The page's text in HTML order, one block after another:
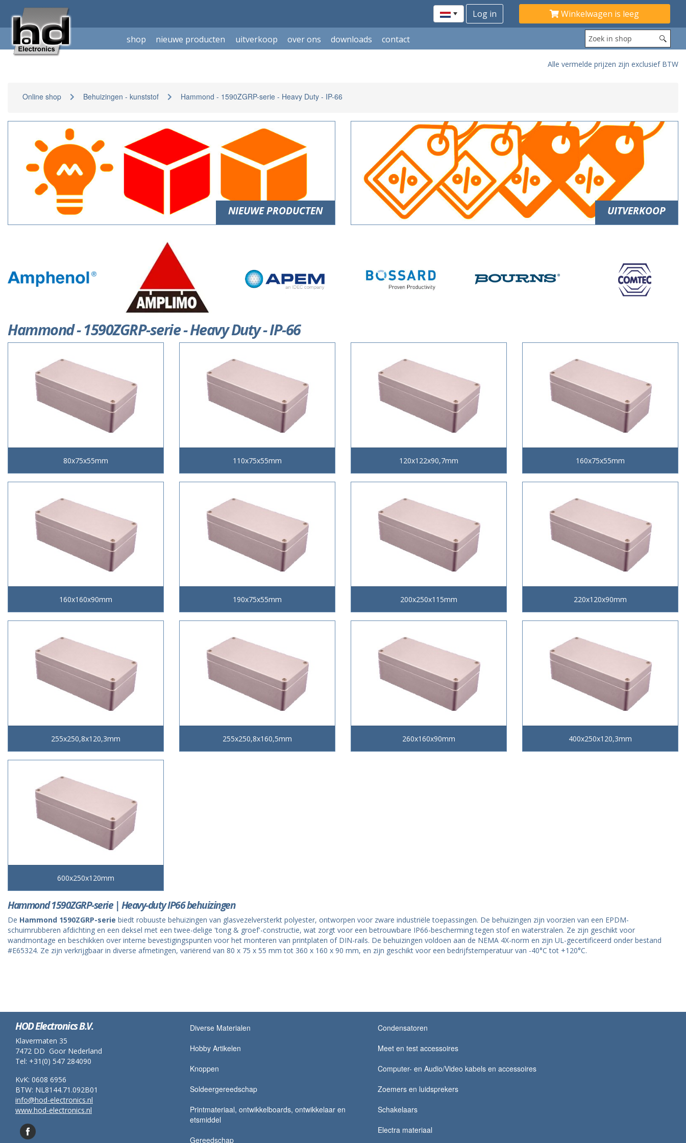
Winkelwagen is leeg
shop nieuwe producten uitverkoop over ons downloads contact
Alle vermelde prijzen zijn exclusief BTW
Online shop Behuizingen - kunststof Hammond - 1590ZGRP-serie - Heavy Duty - IP-66
NIEUWE PRODUCTEN UITVERKOOP
Hammond - 1590ZGRP-serie - Heavy Duty - IP-66
80x75x55mm 110x75x55mm 120x122x90,7mm 160x75x55mm
160x160x90mm 190x75x55mm 200x250x115mm 220x120x90mm
255x250,8x120,3mm 255x250,8x160,5mm 260x160x90mm 400x250x120,3mm
600x250x120mm
Hammond 1590ZGRP-serie | Heavy-duty IP66 behuizingen
De Hammond 1590ZGRP-serie biedt robuuste behuizingen van glasvezelversterkt polyester, ontworpen voor zware industriële toepassingen. De behuizingen zijn voorzien van een EPDM-
schuimrubberen afdichting en een deksel met een twee-delige 'tong & groef'-constructie, wat zorgt voor een betrouwbare IP66-bescherming tegen stof en waterstralen. Ze zijn geschikt voor
wandmontage en beschikken over interne bevestigingspunten voor het monteren van printplaten of DIN-rails. De behuizingen voldoen aan de NEMA 4X-norm en zijn UL-gecertificeerd onder bestand
#E65324. Ze zijn verkrijgbaar in diverse afmetingen, variërend van 80 x 75 x 55 mm tot 360 x 160 x 90 mm, en zijn geschikt voor een bedrijfstemperatuur van -40°C tot +120°C.
HOD Electronics B.V.
Klavermaten 35
7472 DD Goor Nederland
Tel: +31(0) 547 284090
KvK: 0608 6956
BTW: NL8144.71.092B01
info@hod-electronics.nl
www.hod-electronics.nl
Diverse Materialen
Hobby Artikelen
Knoppen
Soldeergereedschap
Printmateriaal, ontwikkelboards, ontwikkelaar en
etsmiddel
Gereedschap
Condensatoren
Meet en test accessoires
Computer- en Audio/Video kabels en accessoires
Zoemers en luidsprekers
Schakelaars
Electra materiaal